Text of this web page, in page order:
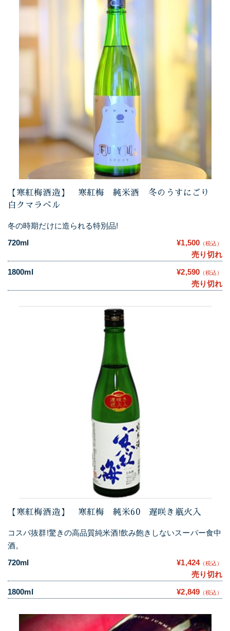
【寒紅梅酒造】 寒紅梅 純米酒 冬のうすにごり
白クマラベル
冬の時期だけに造られる特別品!
720ml
¥1,500 （税込）
売り切れ
1800ml
¥2,590 （税込）
売り切れ
【寒紅梅酒造】 寒紅梅 純米60 遅咲き瓶火入
コスパ抜群!驚きの高品質純米酒!飲み飽きしないスーパー食中
酒。
720ml
¥1,424（税込）
売り切れ
1800ml
¥2,849 （税込）